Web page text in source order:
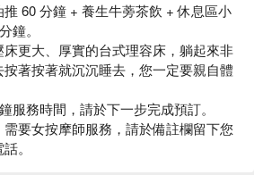
推 60 分鐘 + 養生牛蒡茶飲 + 休息區小
鐘。
床更大、厚實的台式理容床，躺起來非
著按著就沉沉睡去，您一定要親自體
服務時間，請於下一步完成預訂。
需要女按摩師服務，請於備註欄留下您
。